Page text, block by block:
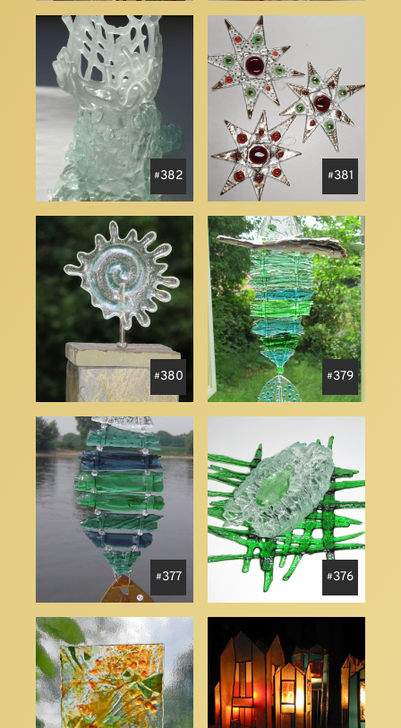
382 381
380 379
377 376